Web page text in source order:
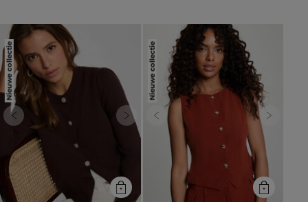
Nieuwe collectie
Previous Next
Nieuwe collectie
Previous Next